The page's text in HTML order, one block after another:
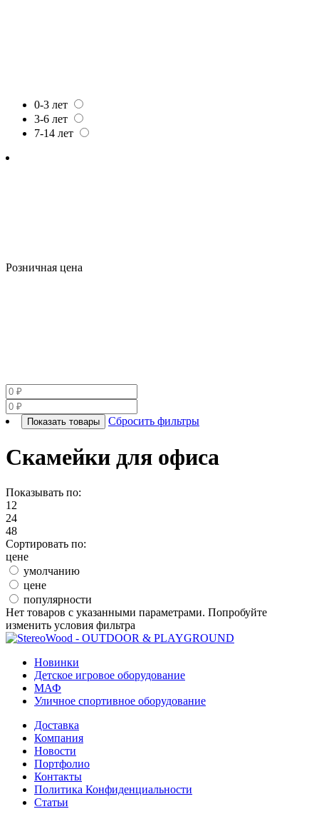
0-3 лет
3-6 лет
7-14 лет
Розничная цена
Показать товары Сбросить фильтры
Скамейки для офиса
Показывать по:
12
24
48
Сортировать по:
цене
умолчанию
цене
популярности
Нет товаров с указанными параметрами. Попробуйте
изменить условия фильтра
Новинки
Детское игровое оборудование
МАФ
Уличное спортивное оборудование
Доставка
Компания
Новости
Портфолио
Контакты
Политика Конфиденциальности
Статьи